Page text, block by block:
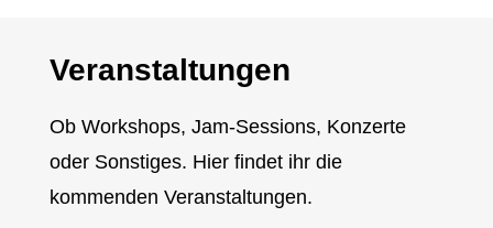
Veranstaltungen
Ob Workshops, Jam-Sessions, Konzerte
oder Sonstiges. Hier findet ihr die
kommenden Veranstaltungen.